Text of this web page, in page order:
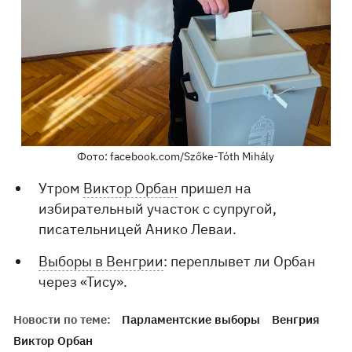
Фото: facebook.com/Szőke-Tóth Mihály
Утром Виктор Орбан пришел на
избирательный участок с супругой,
писательницей Анико Леваи.
Выборы в Венгрии: переплывет ли Орбан
через «Тису».
Новости по теме: Парламентские выборы
Венгрия
Виктор Орбан